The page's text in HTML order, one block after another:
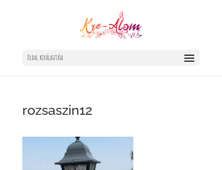
Oldal kiválasztása
rozsaszin12